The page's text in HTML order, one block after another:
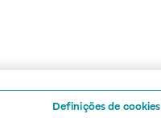
Definições de cookies